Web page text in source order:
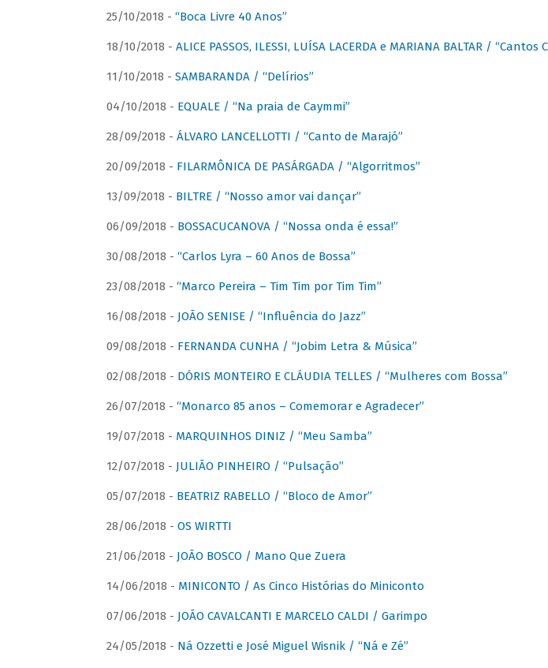
25/10/2018 - “Boca Livre 40 Anos”
18/10/2018 - ALICE PASSOS, ILESSI, LUÍSA LACERDA e MARIANA BALTAR / “Cantos
11/10/2018 - SAMBARANDA / “Delírios”
04/10/2018 - EQUALE / “Na praia de Caymmi”
28/09/2018 - ÁLVARO LANCELLOTTI / “Canto de Marajó”
20/09/2018 - FILARMÔNICA DE PASÁRGADA / “Algorritmos”
13/09/2018 - BILTRE / “Nosso amor vai dançar”
06/09/2018 - BOSSACUCANOVA / “Nossa onda é essa!”
30/08/2018 - “Carlos Lyra – 60 Anos de Bossa”
23/08/2018 - “Marco Pereira – Tim Tim por Tim Tim”
16/08/2018 - JOÃO SENISE / “Influência do Jazz”
09/08/2018 - FERNANDA CUNHA / “Jobim Letra & Música”
02/08/2018 - DÓRIS MONTEIRO E CLÁUDIA TELLES / “Mulheres com Bossa”
26/07/2018 - “Monarco 85 anos – Comemorar e Agradecer”
19/07/2018 - MARQUINHOS DINIZ / “Meu Samba”
12/07/2018 - JULIÃO PINHEIRO / “Pulsação”
05/07/2018 - BEATRIZ RABELLO / “Bloco de Amor”
28/06/2018 - OS WIRTTI
21/06/2018 - JOÃO BOSCO / Mano Que Zuera
14/06/2018 - MINICONTO / As Cinco Histórias do Miniconto
07/06/2018 - JOÃO CAVALCANTI E MARCELO CALDI / Garimpo
24/05/2018 - Ná Ozzetti e José Miguel Wisnik / “Ná e Zé”